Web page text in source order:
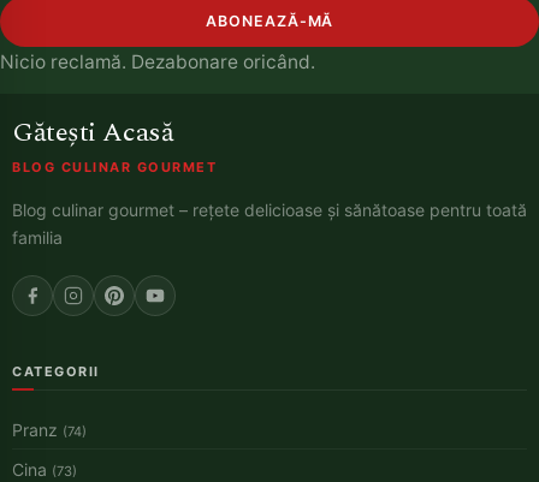
ABONEAZĂ-MĂ
Nicio reclamă. Dezabonare oricând.
Gătești Acasă
BLOG CULINAR GOURMET
Blog culinar gourmet – rețete delicioase și sănătoase pentru toată
familia
CATEGORII
Pranz (74)
Cina (73)